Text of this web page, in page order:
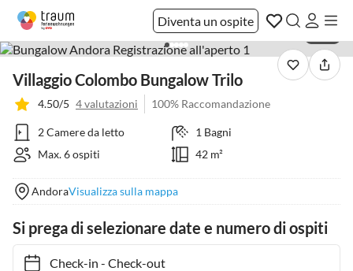
Diventa un ospite
Villaggio Colombo Bungalow Trilo
4.50/5 4 valutazioni 100% Raccomandazione
2 Camere da letto
1 Bagni
Max. 6 ospiti
42 m²
AndoraVisualizza sulla mappa
Si prega di selezionare date e numero di ospiti
Check-in- Check-out